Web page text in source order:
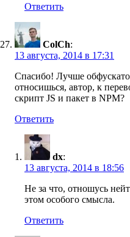
Ответить
ColCh:
13 августа, 2014 в 17:31
Спасибо! Лучше
относишься, автор, к
скрипт JS и пакет в NPM?
Ответить
dx:
13 августа, 2014 в 18:56
Не за что, отношусь
этом особого смысла.
Ответить